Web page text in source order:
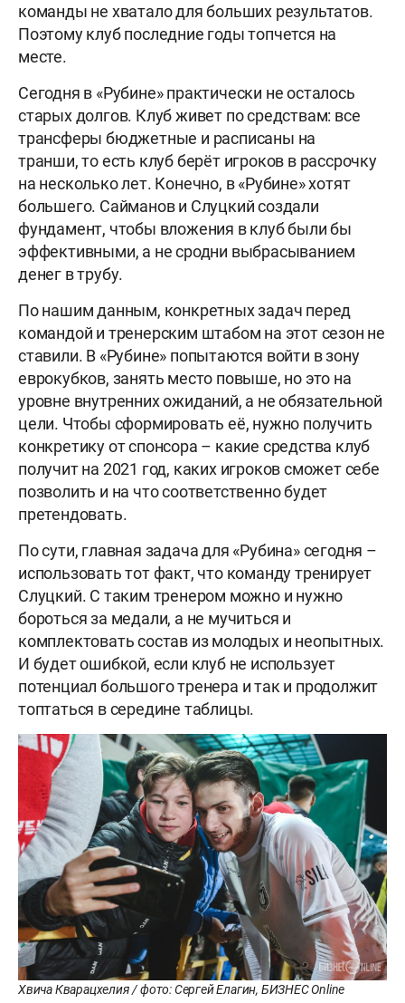
команды не хватало для больших результатов.
Поэтому клуб последние годы топчется на
месте.
Сегодня в «Рубине» практически не осталось
старых долгов. Клуб живет по средствам: все
трансферы бюджетные и расписаны на
транши, то есть клуб берёт игроков в рассрочку
на несколько лет. Конечно, в «Рубине» хотят
большего. Сайманов и Слуцкий создали
фундамент, чтобы вложения в клуб были бы
эффективными, а не сродни выбрасыванием
денег в трубу.
По нашим данным, конкретных задач перед
командой и тренерским штабом на этот сезон не
ставили. В «Рубине» попытаются войти в зону
еврокубков, занять место повыше, но это на
уровне внутренних ожиданий, а не обязательной
цели. Чтобы сформировать её, нужно получить
конкретику от спонсора – какие средства клуб
получит на 2021 год, каких игроков сможет себе
позволить и на что соответственно будет
претендовать.
По сути, главная задача для «Рубина» сегодня –
использовать тот факт, что команду тренирует
Слуцкий. С таким тренером можно и нужно
бороться за медали, а не мучиться и
комплектовать состав из молодых и неопытных.
И будет ошибкой, если клуб не использует
потенциал большого тренера и так и продолжит
топтаться в середине таблицы.
Хвича Кварацхелия / фото: Сергей Елагин, БИЗНЕС Online